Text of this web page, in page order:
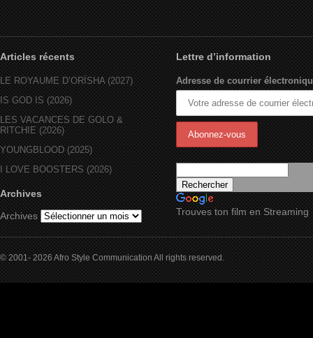
Articles récents
LE ROYAUME D’ORÏSHA (2027)
IS GOD IS (2026)
LES VACANCES DE GOLO &
RITCHIE (2026)
YOUNGBLOOD (2025)
I LOVE BOOSTERS (2026)
Archives
Archives
Lettre d’information
Adresse de courrier
Trouves ton film en Streaming
© 2001- 2026 Afro Style Communication All rights reserved.